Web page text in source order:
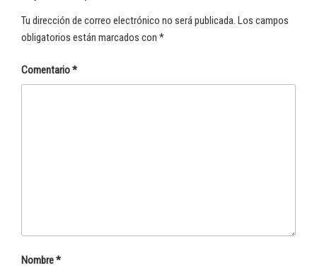
Tu dirección de correo electrónico no será publicada. Los campos
obligatorios están marcados con *
Comentario*
Nombre*